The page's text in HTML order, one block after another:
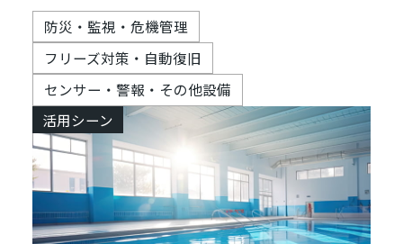
防災・監視・危機管理
フリーズ対策・自動復旧
センサー・警報・その他設備
活用シーン